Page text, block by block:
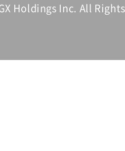
Holdings Inc. All